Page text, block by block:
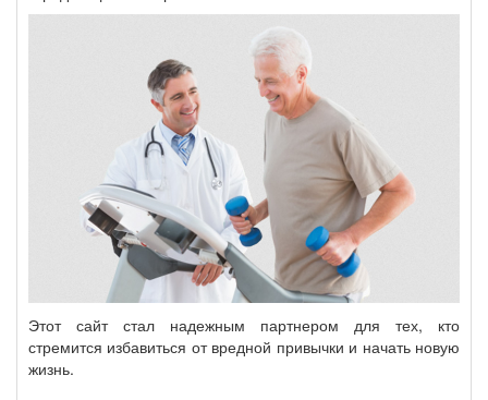
Этот сайт стал надежным партнером для тех, кто
стремится избавиться от вредной привычки и начать новую
жизнь.